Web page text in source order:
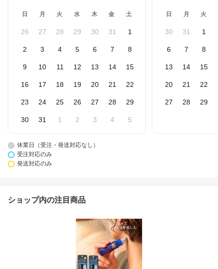
日 月 火 水 木 金 土
26 27 28 29 30 31 1
2 3 4 5 6 7 8
9 10 11 12 13 14 15
16 17 18 19 20 21 22
23 24 25 26 27 28 29
30 31 1 2 3 4 5
日 月 火
30 31 1
6 7 8
13 14 15
20 21 22
27 28 29
休業日（受注・発送対応なし）
受注対応のみ
発送対応のみ
ショップ内の注目商品